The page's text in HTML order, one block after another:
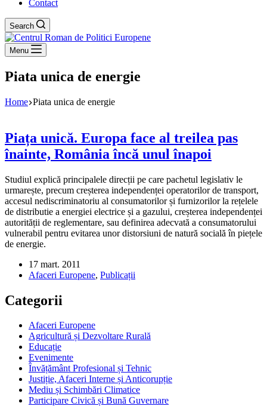
Contact
Search
Menu
Piata unica de energie
Home Piata unica de energie
Piața unică. Europa face al treilea pas
înainte, România încă unul înapoi
Studiul explică principalele direcții pe care pachetul legislativ le
urmarește, precum creșterea independenței operatorilor de transport,
accesul nediscriminatoriu al consumatorilor și furnizorilor la rețelele
de distributie a energiei electrice și a gazului, creșterea independenței
autorității de reglementare, sau definirea adecvată a consumatorului
vulnerabil pentru evitarea unor distorsiuni de natură socială în piețele
de energie.
17 mart. 2011
Afaceri Europene, Publicații
Categorii
Afaceri Europene
Agricultură și Dezvoltare Rurală
Educație
Evenimente
Învățământ Profesional și Tehnic
Justiție, Afaceri Interne și Anticorupție
Mediu și Schimbări Climatice
Participare Civică și Bună Guvernare